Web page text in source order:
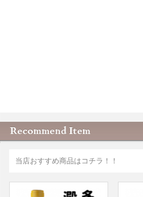
当店おすすめ商品はコチラ！！